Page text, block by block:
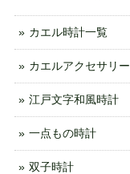
カエル時計一覧
カエルアクセサリー
江戸文字和風時計
一点もの時計
双子時計